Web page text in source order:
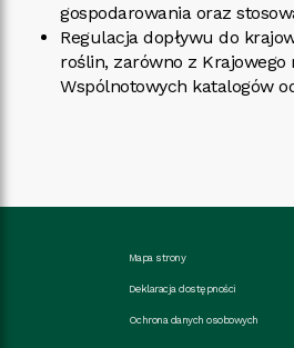
gospodarowania oraz
Regulacja dopływu do
roślin, zarówno z
Wspólnotowych katalogów
Mapa strony
Deklaracja dostępności
Ochrona danych osobowych